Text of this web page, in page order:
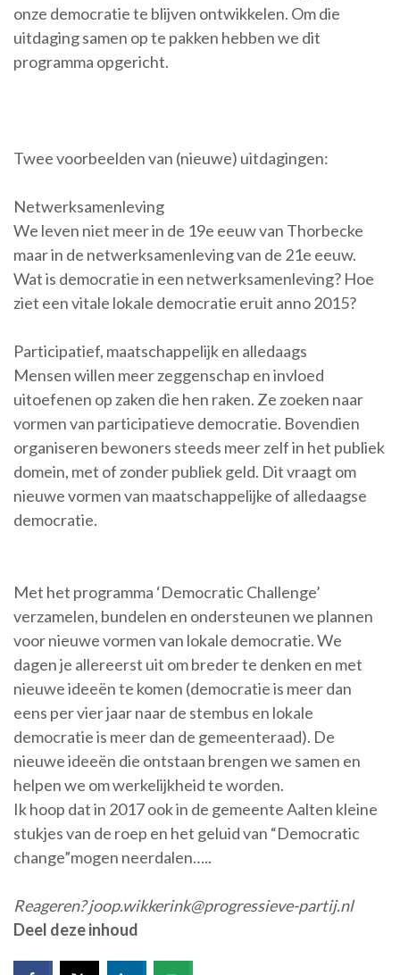
onze democratie te blijven ontwikkelen. Om die
uitdaging samen op te pakken hebben we dit
programma opgericht.
Twee voorbeelden van (nieuwe) uitdagingen:
Netwerksamenleving
We leven niet meer in de 19e eeuw van Thorbecke
maar in de netwerksamenleving van de 21e eeuw.
Wat is democratie in een netwerksamenleving? Hoe
ziet een vitale lokale democratie eruit anno 2015?
Participatief, maatschappelijk en alledaags
Mensen willen meer zeggenschap en invloed
uitoefenen op zaken die hen raken. Ze zoeken naar
vormen van participatieve democratie. Bovendien
organiseren bewoners steeds meer zelf in het publiek
domein, met of zonder publiek geld. Dit vraagt om
nieuwe vormen van maatschappelijke of alledaagse
democratie.
Met het programma ‘Democratic Challenge’
verzamelen, bundelen en ondersteunen we plannen
voor nieuwe vormen van lokale democratie. We
dagen je allereerst uit om breder te denken en met
nieuwe ideeën te komen (democratie is meer dan
eens per vier jaar naar de stembus en lokale
democratie is meer dan de gemeenteraad). De
nieuwe ideeën die ontstaan brengen we samen en
helpen we om werkelijkheid te worden.
Ik hoop dat in 2017 ook in de gemeente Aalten kleine
stukjes van de roep en het geluid van “Democratic
change”mogen neerdalen…..
Reageren? joop.wikkerink@progressieve-partij.nl
Deel deze inhoud